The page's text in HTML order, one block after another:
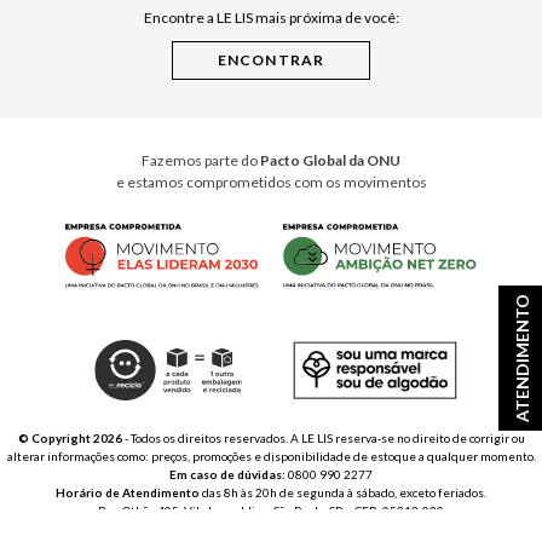
ATENDIMENTO
Cuidados CasaEncontre a LE LIS mais próxima de você:
Fazemos parte do Pacto Global da ONU
e estamos comprometidos com os movimentos
© Copyright 2026- Todos os direitos reservados. A LE LIS reserva-se no direito de corrigir ou
alterar informações como: preços, promoções e disponibilidade de estoque a qualquer momento.
Em caso de dúvidas: 0800 990 2277
Horário de Atendimento das 8h às 20h de segunda à sábado, exceto feriados.
Rua Othão 405, Vila Leopoldina, São Paulo, SP – CEP: 05313-020